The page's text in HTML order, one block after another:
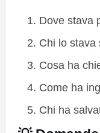
Dove stava
Chi lo stava
Cosa ha
Come ha
Chi ha